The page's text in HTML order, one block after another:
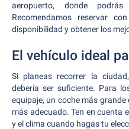
aeropuerto, donde
Recomendamos reservar
disponibilidad y obtener los
El vehículo ideal
Si planeas recorrer la
debería ser suficiente. Para
equipaje, un coche más
más adecuado. Ten en cuenta
y el clima cuando hagas tu